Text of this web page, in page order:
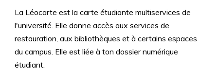
La Léocarte est la carte étudiante multiservices de
l'université. Elle donne accès aux services de
restauration, aux bibliothèques et à certains espaces
du campus. Elle est liée à ton dossier numérique
étudiant.